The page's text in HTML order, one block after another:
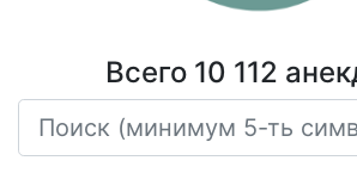
Всего 10 112